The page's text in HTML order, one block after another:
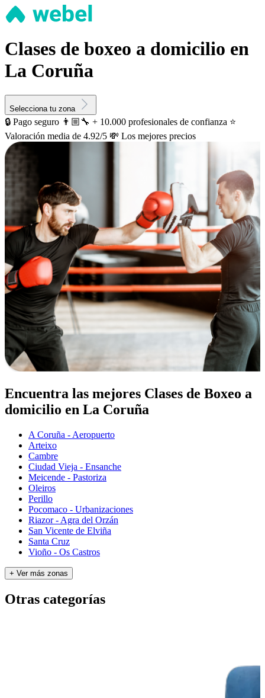
Clases de boxeo a domicilio en
La Coruña
Selecciona tu zona
🔒 Pago seguro 👨🏼‍🔧 + 10.000 profesionales de confianza ⭐️
Valoración media de 4.92/5 💸 Los mejores precios
Encuentra las mejores Clases de Boxeo a
domicilio en La Coruña
A Coruña - Aeropuerto
Arteixo
Cambre
Ciudad Vieja - Ensanche
Meicende - Pastoriza
Oleiros
Perillo
Pocomaco - Urbanizaciones
Riazor - Agra del Orzán
San Vicente de Elviña
Santa Cruz
Vioño - Os Castros
+ Ver más zonas
Otras categorías